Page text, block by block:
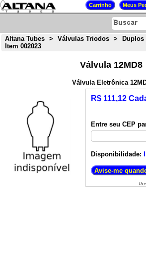
Altana Tubes > Válvulas Triodos > Duplos
Item 002023
Válvula 12MD8
Válvula Eletrônica
R$ 111,12
Entre seu CEP
Disponibilidade: